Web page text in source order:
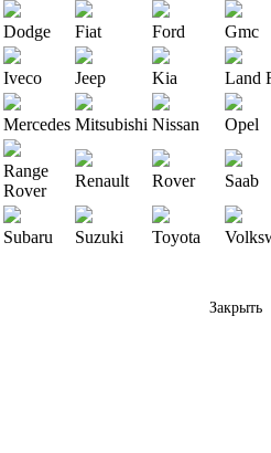
Dodge Fiat Ford Gmc
Iveco Jeep Kia Land
Mercedes Mitsubishi Nissan Opel
Range
Rover
Renault Rover Saab
Subaru Suzuki Toyota
Закрыть